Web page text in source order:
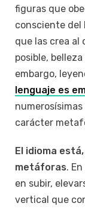
figuras que
consciente del
que las crea al
posible,
embargo,
lenguaje es
carácter
El idioma
metáforas.
en subir,
vertical que